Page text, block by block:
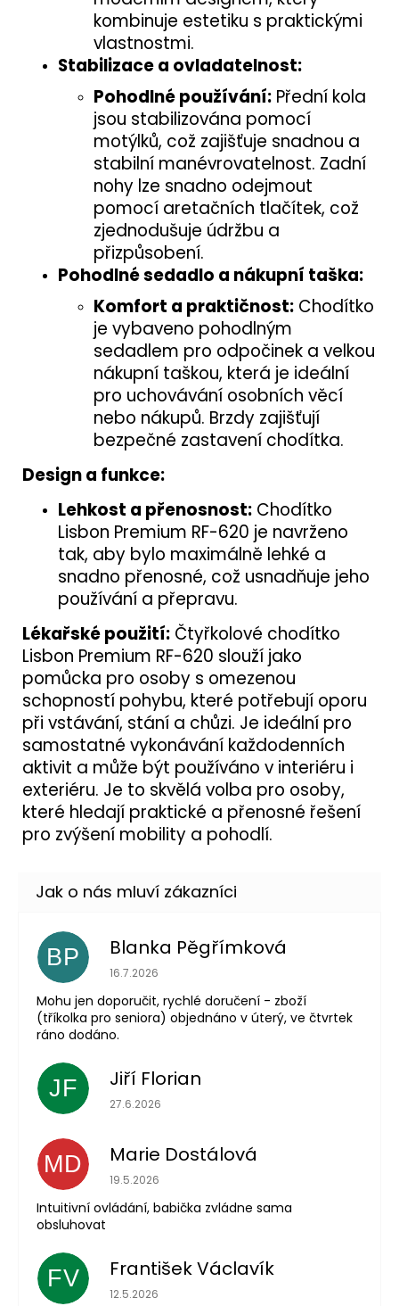
kombinuje estetiku s praktickými
vlastnostmi.
Stabilizace a ovladatelnost:
Pohodlné používání: Přední kola
jsou stabilizována pomocí
motýlků, což zajišťuje snadnou a
stabilní manévrovatelnost. Zadní
nohy lze snadno odejmout
pomocí aretačních tlačítek, což
zjednodušuje údržbu a
přizpůsobení.
Pohodlné sedadlo a nákupní taška:
Komfort a praktičnost: Chodítko
je vybaveno pohodlným
sedadlem pro odpočinek a velkou
nákupní taškou, která je ideální
pro uchovávání osobních věcí
nebo nákupů. Brzdy zajišťují
bezpečné zastavení chodítka.
Design a funkce:
Lehkost a přenosnost: Chodítko
Lisbon Premium RF-620 je navrženo
tak, aby bylo maximálně lehké a
snadno přenosné, což usnadňuje jeho
používání a přepravu.
Lékařské použití: Čtyřkolové chodítko
Lisbon Premium RF-620 slouží jako
pomůcka pro osoby s omezenou
schopností pohybu, které potřebují oporu
při vstávání, stání a chůzi. Je ideální pro
samostatné vykonávání každodenních
aktivit a může být používáno v interiéru i
exteriéru. Je to skvělá volba pro osoby,
které hledají praktické a přenosné řešení
pro zvýšení mobility a pohodlí.
BP Blanka Pěgřímková
Hodnocení obchodu je 5 z 5 hvězdiček.
16.7.2026
Mohu jen doporučit, rychlé doručení - zboží
(tříkolka pro seniora) objednáno v úterý, ve čtvrtek
ráno dodáno.
JF Jiří Florian
Hodnocení obchodu je 5 z 5 hvězdiček.
27.6.2026
MD Marie Dostálová
Hodnocení obchodu je 5 z 5 hvězdiček.
19.5.2026
Intuitivní ovládání, babička zvládne sama
obsluhovat
FV František Václavík
Hodnocení obchodu je 5 z 5 hvězdiček.
12.5.2026